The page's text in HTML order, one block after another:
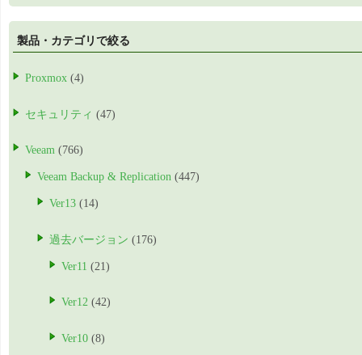
製品・カテゴリで絞る
Proxmox (4)
セキュリティ (47)
Veeam (766)
Veeam Backup & Replication (447)
Ver13 (14)
過去バージョン (176)
Ver11 (21)
Ver12 (42)
Ver10 (8)